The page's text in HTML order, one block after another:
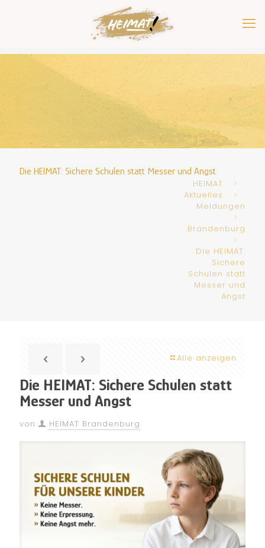
Die HEIMAT: Sichere Schulen statt Messer und Angst
HEIMAT
Aktuelles
Meldungen
Brandenburg
Die HEIMAT:
Sichere
Schulen statt
Messer und
Angst
Alle anzeigen
Die HEIMAT: Sichere Schulen statt
Messer und Angst
von HEIMAT Brandenburg